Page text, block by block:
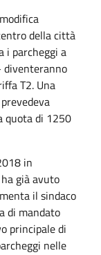
della città
i parcheggi a
diventeranno
T2. Una
quota di 1250
in
già avuto
il sindaco
di mandato
principale di
nelle